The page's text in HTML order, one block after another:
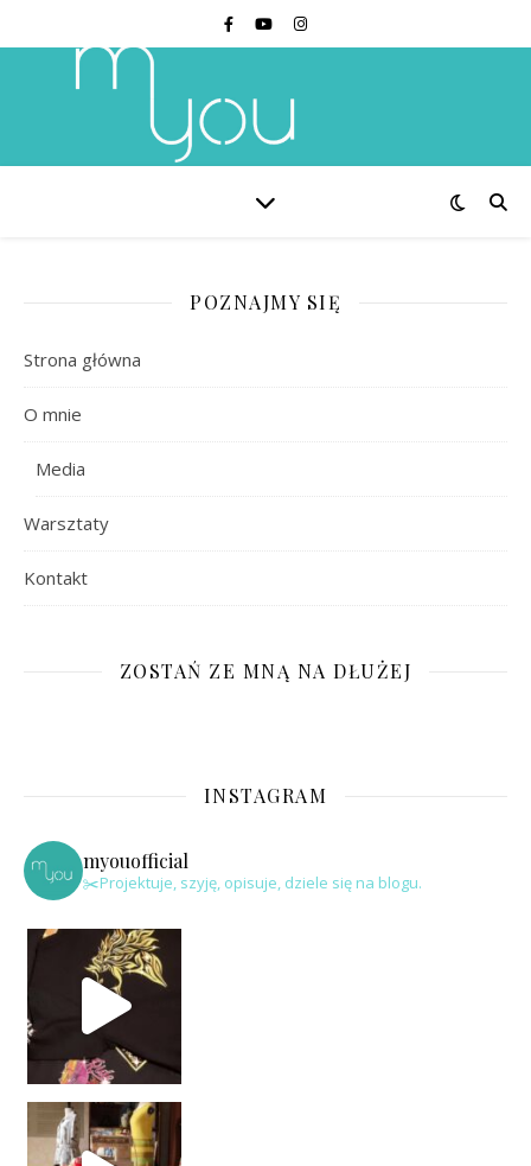
POZNAJMY SIĘ
Strona główna
O mnie
Media
Warsztaty
Kontakt
ZOSTAŃ ZE MNĄ NA DŁUŻEJ
INSTAGRAM
myouofficial
✂️Projektuje, szyję, opisuje, dziele się na blogu.